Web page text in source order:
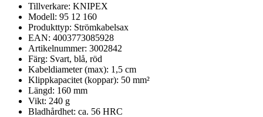
Tillverkare: KNIPEX
Modell: 95 12 160
Produkttyp: Strömkabelsax
EAN: 4003773085928
Artikelnummer: 3002842
Färg: Svart, blå, röd
Kabeldiameter (max): 1,5 cm
Klippkapacitet (koppar): 50 mm²
Längd: 160 mm
Vikt: 240 g
Bladhårdhet: ca. 56 HRC